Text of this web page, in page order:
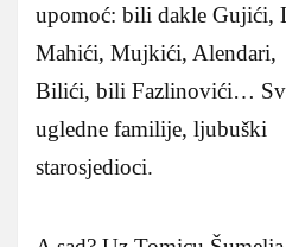
upomoć: bili dakle Gujići,
Mahići, Mujkići, Alendari,
Bilići, bili Fazlinovići…
ugledne familije, ljubuški
starosjedioci.